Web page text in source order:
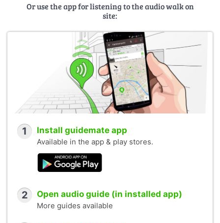
Or use the app for listening to the audio walk on
site:
1 Install guidemate app
Available in the app & play stores.
2 Open audio guide (in installed app)
More guides available